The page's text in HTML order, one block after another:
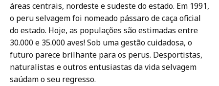
áreas centrais, nordeste e sudeste do estado. Em 1991,
o peru selvagem foi nomeado pássaro de caça oficial
do estado. Hoje, as populações são estimadas entre
30.000 e 35.000 aves! Sob uma gestão cuidadosa, o
futuro parece brilhante para os perus. Desportistas,
naturalistas e outros entusiastas da vida selvagem
saúdam o seu regresso.